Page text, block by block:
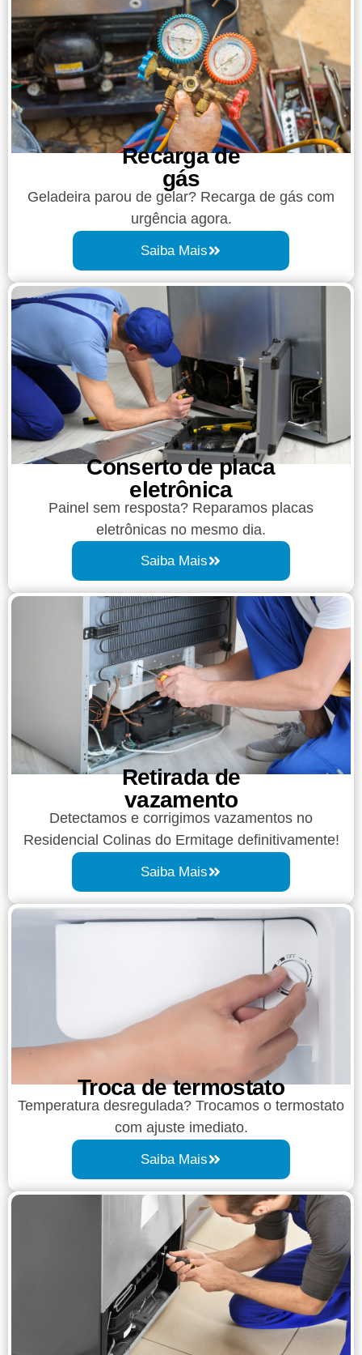
Recarga de
gás
Geladeira parou de gelar? Recarga de gás com
urgência agora.
Saiba Mais
Conserto de placa
eletrônica
Painel sem resposta? Reparamos placas
eletrônicas no mesmo dia.
Saiba Mais
Retirada de
vazamento​​
Detectamos e corrigimos vazamentos no
Residencial Colinas do Ermitage definitivamente!
Saiba Mais
Troca de termostato
Temperatura desregulada? Trocamos o termostato
com ajuste imediato.
Saiba Mais